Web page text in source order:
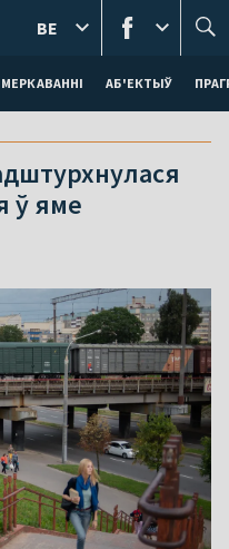
МЕРКАВАННI АБ'ЕКТЫЎ
BE
ў яме